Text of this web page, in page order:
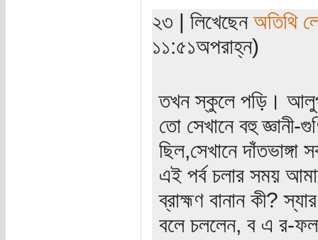
২৩ | লিখেছেন অতিথি
১১:৫১অপরাহ্ন)
তখন স্কুলে পড়ি।
তো সেখানে বহু জ্ঞানী-
ছিল,সেখানে
এই পর্ব চলার সময়
ব্রাহ্মণ বানান কী?
বলে চললেন, ব এ র-